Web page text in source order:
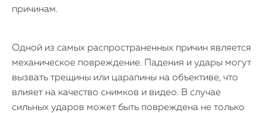
причинам.
Одной из самых распространенных причин является
механическое повреждение. Падения и удары могут
вызвать трещины или царапины на объективе, что
влияет на качество снимков и видео. В случае
сильных ударов может быть повреждена не только